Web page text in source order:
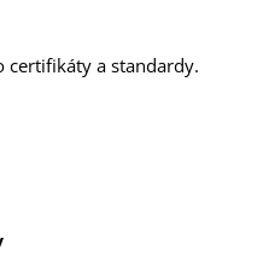
certifikáty a standardy.